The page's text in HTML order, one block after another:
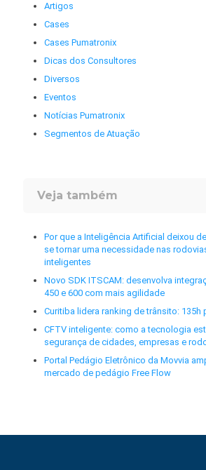
Artigos
Cases
Cases Pumatronix
Dicas dos Consultores
Diversos
Eventos
Notícias Pumatronix
Segmentos de Atuação
Veja também
Por que a Inteligência Artificial deixou
se tornar uma necessidade nas
inteligentes
Novo SDK ITSCAM: desenvolva
450 e 600 com mais agilidade
Curitiba lidera ranking de trânsito: 135h
CFTV inteligente: como a tecnologia
segurança de cidades, empresas e
Portal Pedágio Eletrônico da Movvia
mercado de pedágio Free Flow